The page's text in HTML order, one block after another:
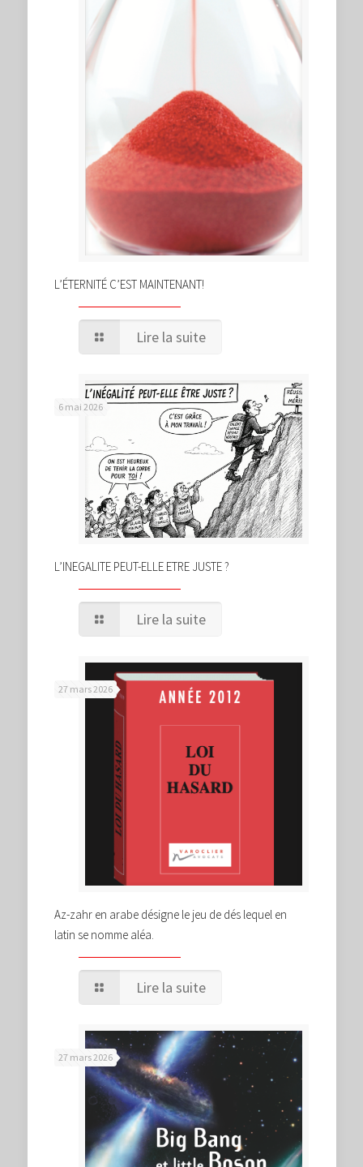
L’ÉTERNITÉ C’EST MAINTENANT!
Lire la suite
6 mai 2026
L’INEGALITE PEUT-ELLE ETRE JUSTE ?
Lire la suite
27 mars 2026
Az-zahr en arabe désigne le jeu de dés lequel en
latin se nomme aléa.
Lire la suite
27 mars 2026